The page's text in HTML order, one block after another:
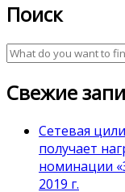
Поиск
Свежие
Сетевая
получает
номинации
2019 г.